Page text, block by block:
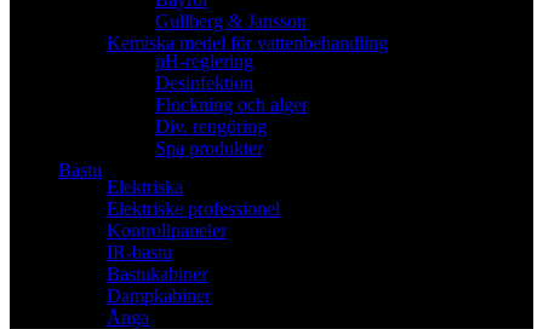
Gullberg & Jansson
Kemiska medel för vattenbehandling
pH-reglering
Desinfektion
Flockning och alger
Div. rengöring
Spa produkter
Bastu
Elektriska
Elektriske professionel
Kontrollpaneler
IR-bastu
Bastukabiner
Dampkabiner
Ånga